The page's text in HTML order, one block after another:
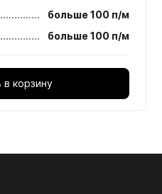
больше 100 п/м
больше 100 п/м
в корзину